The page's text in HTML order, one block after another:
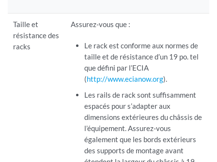
Taille et
résistance des
racks
Assurez-vous que :
Le rack est conforme aux normes de
taille et de résistance d’un 19 po. tel
que défini par l’ECIA
(http://www.ecianow.org).
Les rails de rack sont suffisamment
espacés pour s’adapter aux
dimensions extérieures du châssis de
l’équipement. Assurez-vous
également que les bords extérieurs
des supports de montage avant